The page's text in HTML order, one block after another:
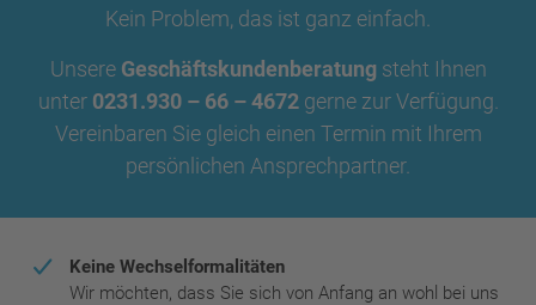
Kein Problem, das ist ganz einfach.
Unsere Geschäftskundenberatung steht Ihnen
unter 0231.930 – 66 – 4672gerne zur Verfügung.
Vereinbaren Sie gleich einen Termin mit Ihrem
persönlichen Ansprechpartner.
Keine Wechselformalitäten
Wir möchten, dass Sie sich von Anfang an wohl bei uns